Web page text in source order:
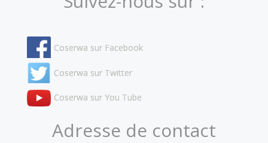
Coserwa sur Facebook
Coserwa sur Twitter
Coserwa sur You Tube
Adresse de contact